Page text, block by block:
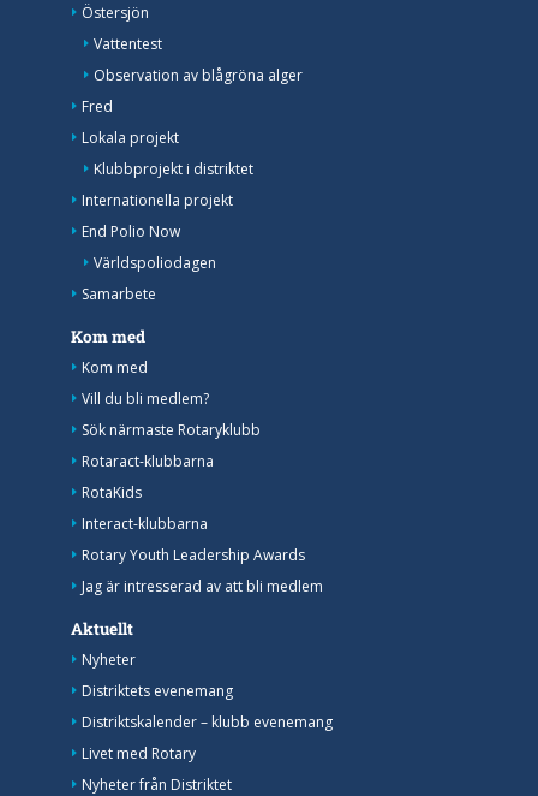
Östersjön
Vattentest
Observation av blågröna alger
Fred
Lokala projekt
Klubbprojekt i distriktet
Internationella projekt
End Polio Now
Världspoliodagen
Samarbete
Kom med
Kom med
Vill du bli medlem?
Sök närmaste Rotaryklubb
Rotaract-klubbarna
RotaKids
Interact-klubbarna
Rotary Youth Leadership Awards
Jag är intresserad av att bli medlem
Aktuellt
Nyheter
Distriktets evenemang
Distriktskalender – klubb evenemang
Livet med Rotary
Nyheter från Distriktet